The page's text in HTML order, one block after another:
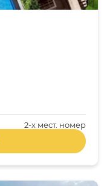
2-x мест. номер